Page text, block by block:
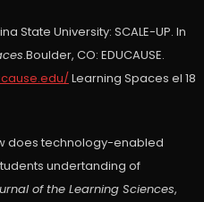
State University: SCALE-UP. In
.Boulder, CO: EDUCAUSE.
Learning Spaces el 18
does technology-enabled
undertanding of
of the Learning Sciences,